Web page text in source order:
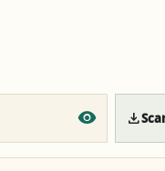
download